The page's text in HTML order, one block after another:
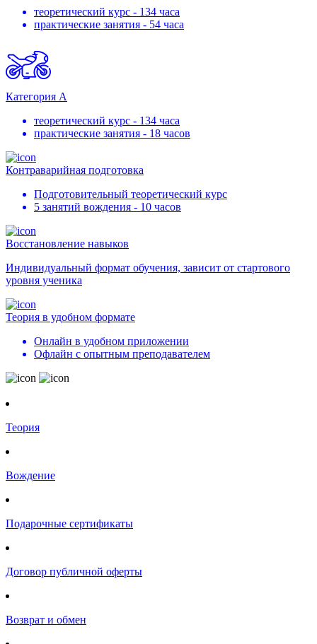
теоретический курс - 134 часа
практические занятия - 54 часа
Категория А
теоретический курс - 134 часа
практические занятия - 18 часов
Контраварийная подготовка
Подготовительный теоретический курс
5 занятий вождения - 10 часов
Восстановление навыков
Индивидуальный формат обучения, зависит от стартового
уровня ученика
Теория в удобном формате
Онлайн в удобном приложении
Офлайн с опытным преподавателем
Теория
Вождение
Подарочные сертификаты
Договор публичной оферты
Возврат и обмен